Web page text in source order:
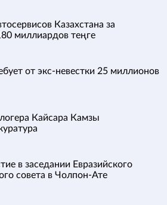
Казахстана за
миллиардов теңге
от экс-невестки 25 миллионов
Кайсара Камзы
в заседании Евразийского
совета в Чолпон-Ате